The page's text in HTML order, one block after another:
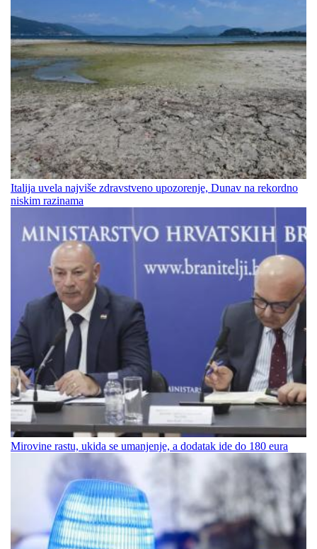
Italija uvela najviše zdravstveno upozorenje, Dunav na rekordno
niskim razinama
Mirovine rastu, ukida se umanjenje, a dodatak ide do 180 eura